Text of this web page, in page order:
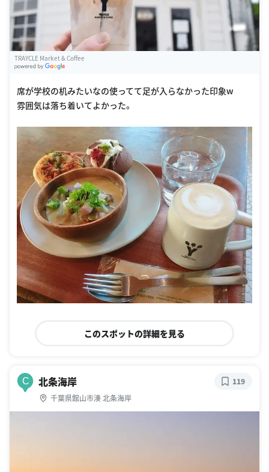
TRAYCLE Market & Coffee
席が学校の机みたいなの使ってて足が入らなかった印象w
雰囲気は落ち着いてよかった。
このスポットの詳細を見る
C 北条海岸
千葉県館山市湊 北条海岸
119